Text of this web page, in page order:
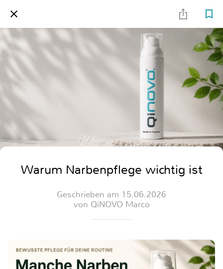
Warum Narbenpflege wichtig ist
Geschrieben am 15.06.2026
von QiNOVO Marco